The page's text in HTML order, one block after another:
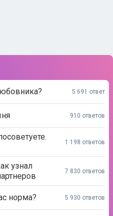
5 691 ответ
910 ответов
1 198 ответов
узнал
7 830 ответов
норма? 5 930 ответов